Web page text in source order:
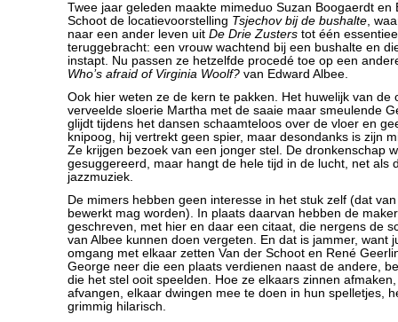
Twee jaar geleden maakte mimeduo Suzan Boogaerdt en
Schoot de locatievoorstelling Tsjechov bij de bushalte,
naar een ander leven uit De Drie Zusters tot één
teruggebracht: een vrouw wachtend bij een bushalte en
instapt. Nu passen ze hetzelfde procedé toe op een
Who’s afraid of Virginia Woolf? van Edward Albee.
Ook hier weten ze de kern te pakken. Het huwelijk van de
verveelde sloerie Martha met de saaie maar smeulende
glijdt tijdens het dansen schaamteloos over de vloer en
knipoog, hij vertrekt geen spier, maar desondanks is zijn
Ze krijgen bezoek van een jonger stel. De dronkenschap
gesuggereerd, maar hangt de hele tijd in de lucht, net als
jazzmuziek.
De mimers hebben geen interesse in het stuk zelf (dat
bewerkt mag worden). In plaats daarvan hebben de
geschreven, met hier en daar een citaat, die nergens de
van Albee kunnen doen vergeten. En dat is jammer, want
omgang met elkaar zetten Van der Schoot en René
George neer die een plaats verdienen naast de andere,
die het stel ooit speelden. Hoe ze elkaars zinnen
afvangen, elkaar dwingen mee te doen in hun spelletjes,
grimmig hilarisch.